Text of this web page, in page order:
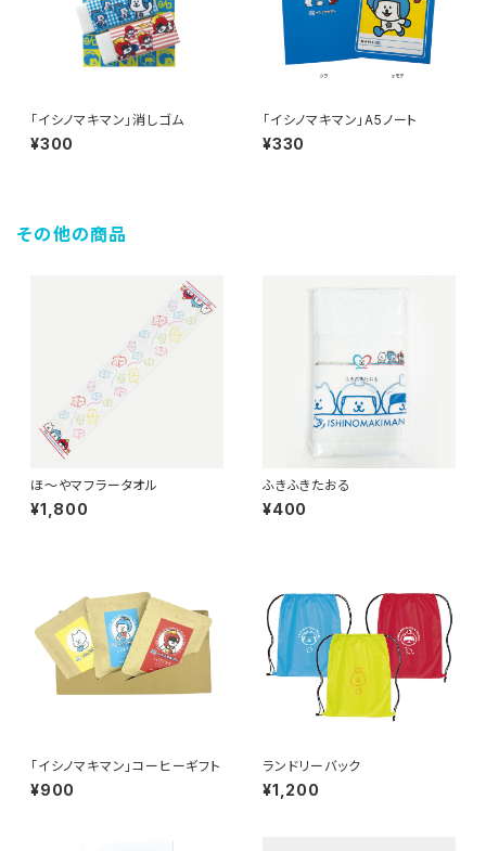
「イシノマキマン」消しゴム
¥300
「イシノマキマン」A5ノート
¥330
その他の商品
ほ〜やマフラータオル
¥1,800
ふきふきたおる
¥400
「イシノマキマン」コーヒーギフト
¥900
ランドリーバック
¥1,200